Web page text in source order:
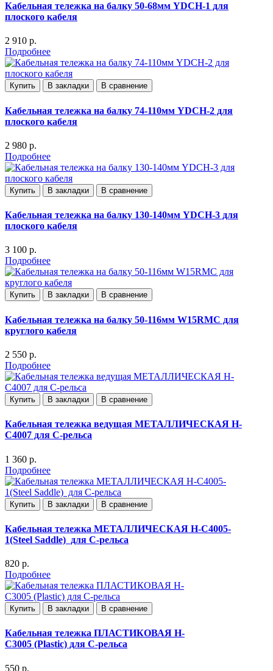
Кабельная тележка на балку 50-68мм YDCH-1 для
плоского кабеля
2 910 р.
Подробнее
Купить В закладки В сравнение
Кабельная тележка на балку 74-110мм YDCH-2 для
плоского кабеля
2 980 р.
Подробнее
Купить В закладки В сравнение
Кабельная тележка на балку 130-140мм YDCH-3 для
плоского кабеля
3 100 р.
Подробнее
Купить В закладки В сравнение
Кабельная тележка на балку 50-116мм W15RMC для
круглого кабеля
2 550 р.
Подробнее
Купить В закладки В сравнение
Кабельная тележка ведущая МЕТАЛЛИЧЕСКАЯ H-
C4007 для С-рельса
1 360 р.
Подробнее
Купить В закладки В сравнение
Кабельная тележка МЕТАЛЛИЧЕСКАЯ H-C4005-
1(Steel Saddle) для С-рельса
820 р.
Подробнее
Купить В закладки В сравнение
Кабельная тележка ПЛАСТИКОВАЯ H-
C3005 (Plastic) для С-рельса
550 р.